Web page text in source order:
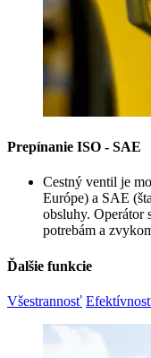
Prepínanie ISO - SAE
Cestný ventil je
Európe) a SAE
obsluhy. Operátor
potrebám a
Ďalšie funkcie
Všestrannosť